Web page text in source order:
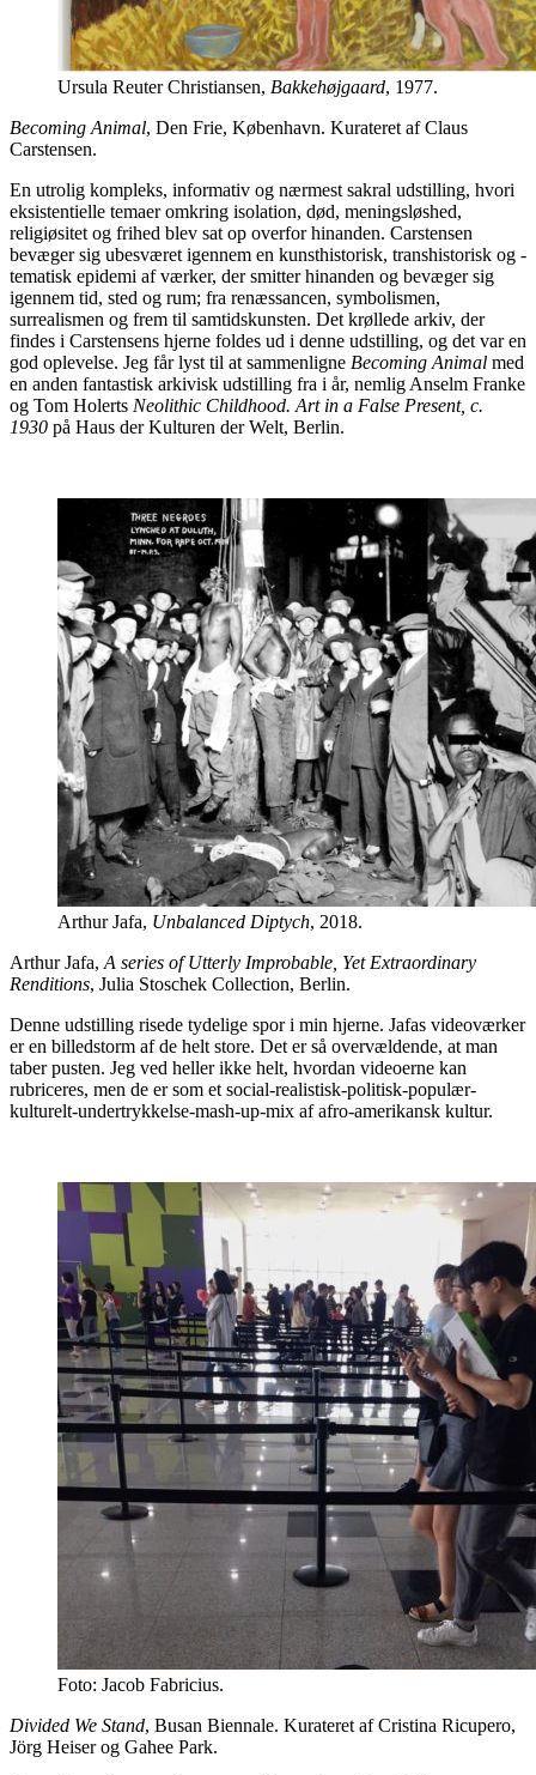
Ursula Reuter Christiansen, Bakkehøjgaard, 1977.
Becoming Animal, Den Frie, København. Kurateret af Claus
Carstensen.
En utrolig kompleks, informativ og nærmest sakral udstilling, hvori
eksistentielle temaer omkring isolation, død, meningsløshed,
religiøsitet og frihed blev sat op overfor hinanden. Carstensen
bevæger sig ubesværet igennem en kunsthistorisk, transhistorisk og -
tematisk epidemi af værker, der smitter hinanden og bevæger sig
igennem tid, sted og rum; fra renæssancen, symbolismen,
surrealismen og frem til samtidskunsten. Det krøllede arkiv, der
findes i Carstensens hjerne foldes ud i denne udstilling, og det var en
god oplevelse. Jeg får lyst til at sammenligne Becoming Animal med
en anden fantastisk arkivisk udstilling fra i år, nemlig Anselm Franke
og Tom Holerts Neolithic Childhood. Art in a False Present, c.
1930 på Haus der Kulturen der Welt, Berlin.
Arthur Jafa, Unbalanced Diptych, 2018.
Arthur Jafa, A series of Utterly Improbable, Yet Extraordinary
Renditions, Julia Stoschek Collection, Berlin.
Denne udstilling risede tydelige spor i min hjerne. Jafas videoværker
er en billedstorm af de helt store. Det er så overvældende, at man
taber pusten. Jeg ved heller ikke helt, hvordan videoerne kan
rubriceres, men de er som et social-realistisk-politisk-populær-
kulturelt-undertrykkelse-mash-up-mix af afro-amerikansk kultur.
Foto: Jacob Fabricius.
Divided We Stand, Busan Biennale. Kurateret af Cristina Ricupero,
Jörg Heiser og Gahee Park.